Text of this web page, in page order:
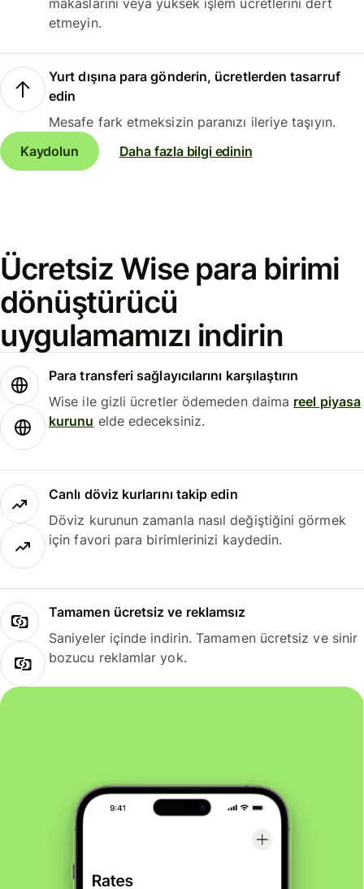
makaslarını veya yüksek işlem ücretlerini dert
etmeyin.
Yurt dışına para gönderin, ücretlerden tasarruf
edin
Mesafe fark etmeksizin paranızı ileriye taşıyın.
Kaydolun
Daha fazla bilgi edinin
Ücretsiz Wise para birimi
dönüştürücü
uygulamamızı indirin
Para transferi sağlayıcılarını karşılaştırın
Wise ile gizli ücretler ödemeden daima reel piyasa
kurunu elde edeceksiniz.
Canlı döviz kurlarını takip edin
Döviz kurunun zamanla nasıl değiştiğini görmek
için favori para birimlerinizi kaydedin.
Tamamen ücretsiz ve reklamsız
Saniyeler içinde indirin. Tamamen ücretsiz ve sinir
bozucu reklamlar yok.